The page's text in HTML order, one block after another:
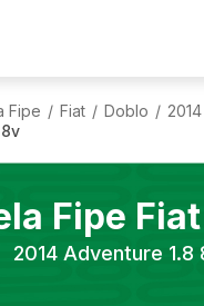
Fipe / Fiat / Doblo / 2014
Fipe Fiat
2014 Adventure 1.8